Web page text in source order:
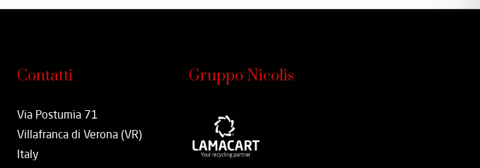
Contatti
Via Postumia 71
Villafranca di Verona (VR)
Italy
Gruppo Nicolis